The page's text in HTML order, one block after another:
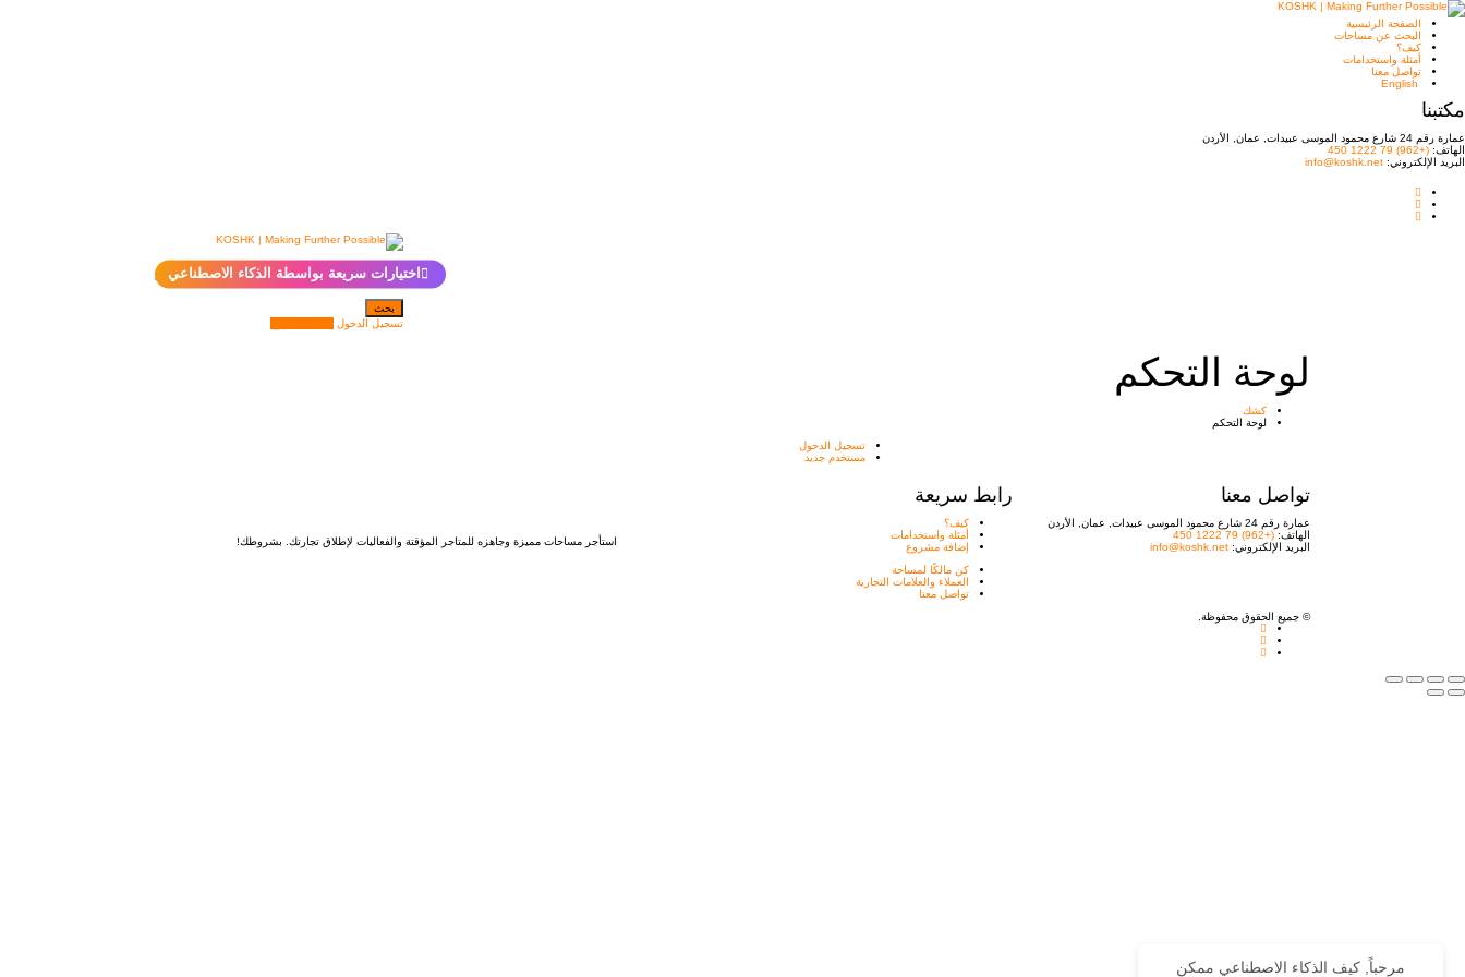
الصفحة الرئيسية
البحث عن مساحات
كيف؟
أمثلة واستخدامات
تواصل معنا
English
مكتبنا
عمارة رقم 24 شارع محمود الموسى عبيدات, عمان, الأردن
الهاتف: (+962) 79 1222 450
البريد الإلكتروني: info@koshk.net
✨
اختيارات سريعة بواسطة الذكاء الاصطناعي
بحث
تسجيل الدخول
لوحة التحكم
كشك
لوحة التحكم
تسجيل الدخول
مستخدم جديد
استأجر مساحات مميزة وجاهزه للمتاجر المؤقتة والفعاليات لإطلاق تجارتك. بشروطك!
رابط سريعة
كيف؟
أمثلة واستخدامات
إضافة مشروع
كن مالكًا لمساحة
العملاء والعلامات التجارية
تواصل معنا
تواصل معنا
عمارة رقم 24 شارع محمود الموسى عبيدات, عمان, الأردن
الهاتف:(+962) 79 1222 450
البريد الإلكتروني:info@koshk.net
© جميع الحقوق محفوظة.
مرحباً, كيف الذكاء الاصطناعي ممكن